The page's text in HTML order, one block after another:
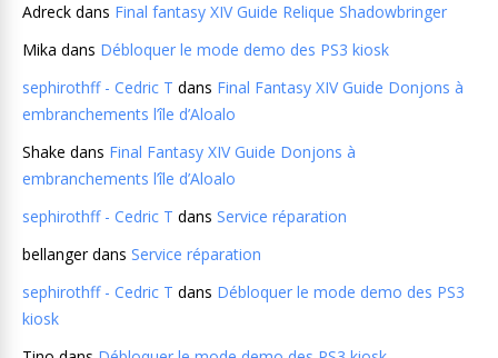
Adreck dans Final fantasy XIV Guide Relique Shadowbringer
Mika dans Débloquer le mode demo des PS3 kiosk
sephirothff - Cedric T dans Final Fantasy XIV Guide Donjons à
embranchements l’île d’Aloalo
Shake dans Final Fantasy XIV Guide Donjons à
embranchements l’île d’Aloalo
sephirothff - Cedric T dans Service réparation
bellangerdans Service réparation
sephirothff - Cedric T dans Débloquer le mode demo des PS3
kiosk